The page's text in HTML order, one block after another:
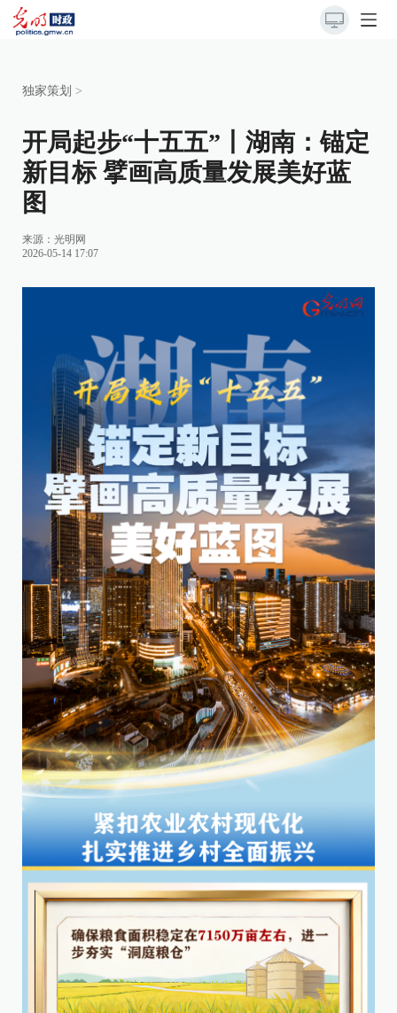
独家策划 >
开局起步“十五五”丨湖南：锚定
新目标 擘画高质量发展美好蓝
图
来源： 光明网
2026-05-14 17:07